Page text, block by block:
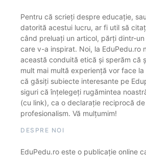
Pentru că scrieți despre educație,
datorită acestui lucru, ar fi util să
când preluați un articol, părți dintr-
care v-a inspirat. Noi, la EduPedu.ro
această conduită etică și sperăm că
mult mai multă experiență vor face
că găsiți subiecte interesante pe
siguri că înțelegeți rugămintea
(cu link), ca o declarație reciprocă
profesionalism. Vă mulțumim!
DESPRE NOI
EduPedu.ro este o publicație online